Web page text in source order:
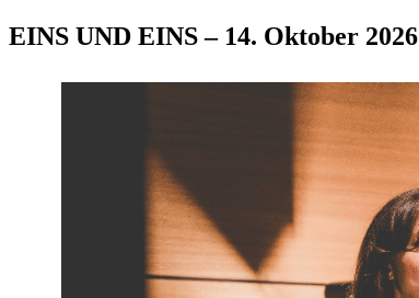
EINS UND EINS – 14. Oktober 2026